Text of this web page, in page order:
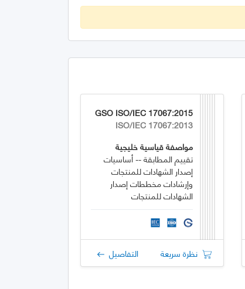
GSO ISO/IEC 17067:2015
ISO/IEC 17067:2013
مواصفة قياسية خليجية
تقييم المطابقة -- أساسيات
إصدار الشهادات للمنتجات
وإرشادات مخططات إصدار
الشهادات للمنتجات
نظرة سريعة التفاصيل